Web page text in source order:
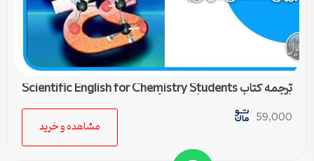
ترجمه کتاب Scientific English for Chemistry Students
(زبان تخصصی شیمی) – درس 4
59,000
مشاهده و خرید